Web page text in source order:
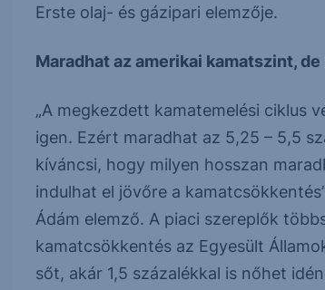
Erste olaj- és gázipari elemzője.
Maradhat az amerikai kamatszint,
„A megkezdett kamatemelési ciklus
igen. Ezért maradhat az 5,25 – 5,5
kíváncsi, hogy milyen hosszan
indulhat el jövőre a
Ádám elemző. A piaci szereplők
kamatcsökkentés az Egyesült
sőt, akár 1,5 százalékkal is nőhet